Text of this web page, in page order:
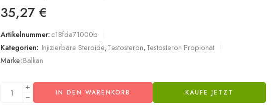
Bewertet mit
5.00von 5,
basierend
auf
1
Kundenbewertung
35,27 €
Artikelnummer:c18fda71000b
Kategorien: Injizierbare Steroide,Testosteron,Testosteron Propionat
Marke:Balkan
IN DEN WARENKORB KAUFE JETZT